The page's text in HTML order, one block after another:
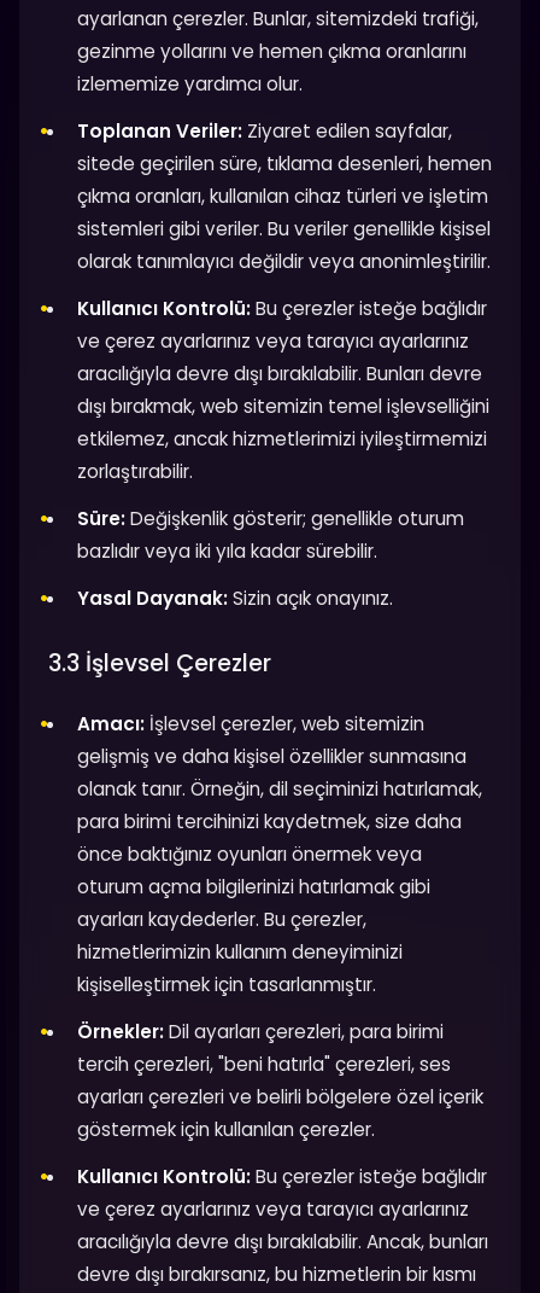
ayarlanan çerezler. Bunlar, sitemizdeki trafiği,
gezinme yollarını ve hemen çıkma oranlarını
izlememize yardımcı olur.
Toplanan Veriler: Ziyaret edilen sayfalar,
sitede geçirilen süre, tıklama desenleri, hemen
çıkma oranları, kullanılan cihaz türleri ve işletim
sistemleri gibi veriler. Bu veriler genellikle kişisel
olarak tanımlayıcı değildir veya anonimleştirilir.
Kullanıcı Kontrolü:Bu çerezler isteğe bağlıdır
ve çerez ayarlarınız veya tarayıcı ayarlarınız
aracılığıyla devre dışı bırakılabilir. Bunları devre
dışı bırakmak, web sitemizin temel işlevselliğini
etkilemez, ancak hizmetlerimizi iyileştirmemizi
zorlaştırabilir.
Süre:Değişkenlik gösterir; genellikle oturum
bazlıdır veya iki yıla kadar sürebilir.
Yasal Dayanak:Sizin açık onayınız.
3.3 İşlevsel Çerezler
Amacı: İşlevsel çerezler, web sitemizin
gelişmiş ve daha kişisel özellikler sunmasına
olanak tanır. Örneğin, dil seçiminizi hatırlamak,
para birimi tercihinizi kaydetmek, size daha
önce baktığınız oyunları önermek veya
oturum açma bilgilerinizi hatırlamak gibi
ayarları kaydederler. Bu çerezler,
hizmetlerimizin kullanım deneyiminizi
kişiselleştirmek için tasarlanmıştır.
Örnekler:Dil ayarları çerezleri, para birimi
tercih çerezleri, "beni hatırla" çerezleri, ses
ayarları çerezleri ve belirli bölgelere özel içerik
göstermek için kullanılan çerezler.
Kullanıcı Kontrolü:Bu çerezler isteğe bağlıdır
ve çerez ayarlarınız veya tarayıcı ayarlarınız
aracılığıyla devre dışı bırakılabilir. Ancak, bunları
devre dışı bırakırsanız, bu hizmetlerin bir kısmı